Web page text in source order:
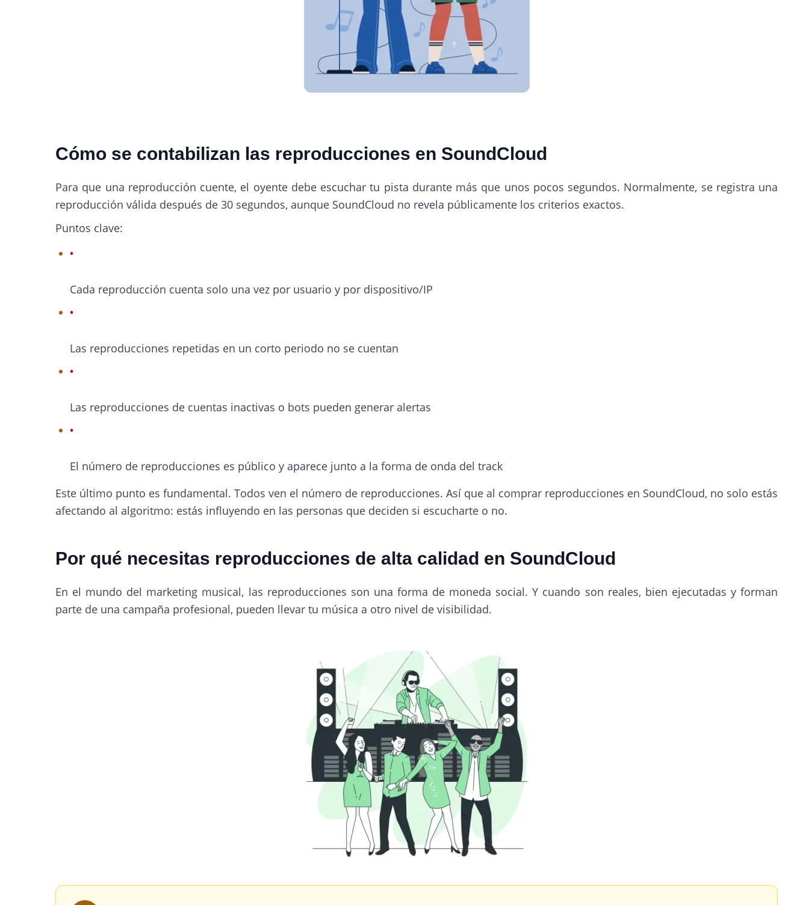
Cómo se contabilizan las reproducciones en SoundCloud
Para que una reproducción cuente, el oyente debe escuchar tu pista durante más que unos pocos segundos. Normalmente, se registra una
reproducción válida después de 30 segundos, aunque SoundCloud no revela públicamente los criterios exactos.
Puntos clave:
Cada reproducción cuenta solo una vez por usuario y por dispositivo/IP
Las reproducciones repetidas en un corto periodo no se cuentan
Las reproducciones de cuentas inactivas o bots pueden generar alertas
El número de reproducciones es público y aparece junto a la forma de onda del track
Este último punto es fundamental. Todos ven el número de reproducciones. Así que al comprar reproducciones en SoundCloud, no solo estás
afectando al algoritmo: estás influyendo en las personas que deciden si escucharte o no.
Por qué necesitas reproducciones de alta calidad en SoundCloud
En el mundo del marketing musical, las reproducciones son una forma de moneda social. Y cuando son reales, bien ejecutadas y forman
parte de una campaña profesional, pueden llevar tu música a otro nivel de visibilidad.